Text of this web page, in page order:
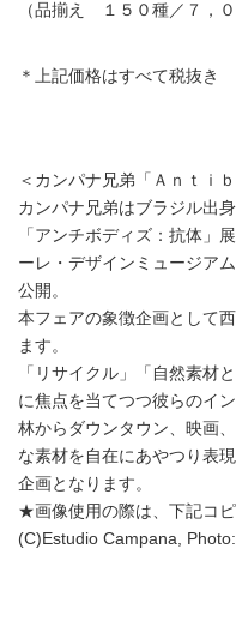
（品揃え １５０種／７，０
＊上記価格はすべて税抜き
＜カンパナ兄弟「Ａｎｔｉ
カンパナ兄弟はブラジル出
「アンチボディズ：抗体」
ーレ・デザインミュージア
公開。
本フェアの象徴企画として
ます。
「リサイクル」「自然素材
に焦点を当てつつ彼らのイ
林からダウンタウン、映画
な素材を自在にあやつり表
企画となります。
★画像使用の際は、下記コピ
(C)Estudio Campana,